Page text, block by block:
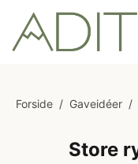
Forside / Gaveidéer /
Store